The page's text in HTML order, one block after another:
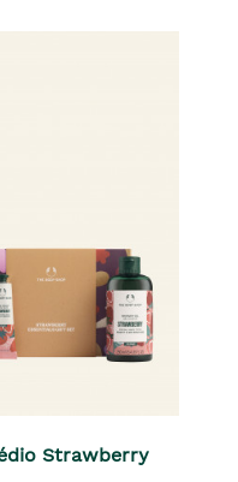
Strawberry